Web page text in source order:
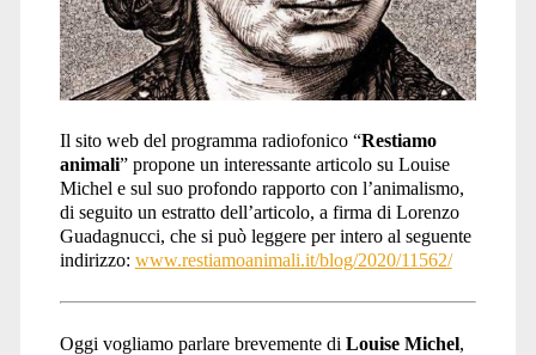
Il sito web del programma radiofonico “Restiamo
animali” propone un interessante articolo su Louise
Michel e sul suo profondo rapporto con l’animalismo,
di seguito un estratto dell’articolo, a firma di Lorenzo
Guadagnucci, che si può leggere per intero al seguente
indirizzo: www.restiamoanimali.it/blog/2020/11562/
Oggi vogliamo parlare brevemente di Louise Michel,